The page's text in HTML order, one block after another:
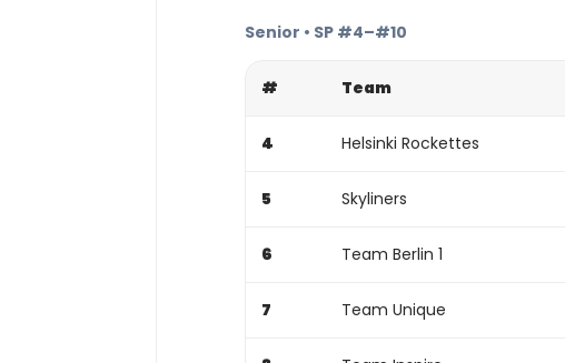
Senior • SP #4–#10
# Team
4 Helsinki Rockettes
5 Skyliners
6 Team Berlin 1
7 Team Unique